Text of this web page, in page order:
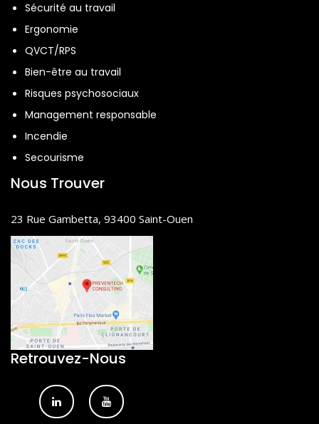
Sécurité au travail
Ergonomie
QVCT/RPS
Bien-être au travail
Risques psychosociaux
Management responsable
Incendie
Secourisme
Nous Trouver
23 Rue Gambetta, 93400 Saint-Ouen
Retrouvez-Nous